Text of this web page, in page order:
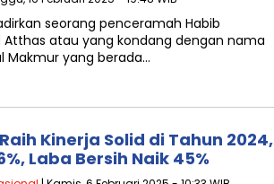
seorang penceramah Habib
Atthas atau yang kondang dengan nama
Makmur yang berada…
Kinerja Solid di Tahun 2024,
Laba Bersih Naik 45%